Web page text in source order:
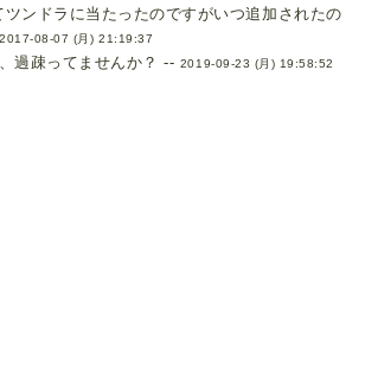
ンドラに当たったのですがいつ追加されたの
2017-08-07 (月) 21:19:37
過疎ってませんか？ -- 2019-09-23 (月) 19:58:52